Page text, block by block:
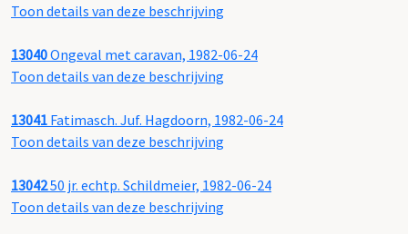
Toon details van deze beschrijving
13040Ongeval met caravan, 1982-06-24
Toon details van deze beschrijving
13041 Fatimasch. Juf. Hagdoorn, 1982-06-24
Toon details van deze beschrijving
1304250 jr. echtp. Schildmeier, 1982-06-24
Toon details van deze beschrijving